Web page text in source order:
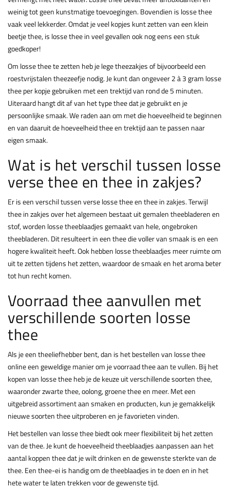
weinig tot geen kunstmatige toevoegingen. Bovendien is losse thee
vaak veel lekkerder. Omdat je veel kopjes kunt zetten van een klein
beetje thee, is losse thee in veel gevallen ook nog eens een stuk
goedkoper!
Om losse thee te zetten heb je lege theezakjes of bijvoorbeeld een
roestvrijstalen theezeefje nodig. Je kunt dan ongeveer 2 à 3 gram losse
thee per kopje gebruiken met een trektijd van rond de 5 minuten.
Uiteraard hangt dit af van het type thee dat je gebruikt en je
persoonlijke smaak. We raden aan om met die hoeveelheid te beginnen
en van daaruit de hoeveelheid thee en trektijd aan te passen naar
eigen smaak.
Wat is het verschil tussen losse
verse thee en thee in zakjes?
Er is een verschil tussen verse losse thee en thee in zakjes. Terwijl
thee in zakjes over het algemeen bestaat uit gemalen theebladeren en
stof, worden losse theeblaadjes gemaakt van hele, ongebroken
theebladeren. Dit resulteert in een thee die voller van smaak is en een
hogere kwaliteit heeft. Ook hebben losse theeblaadjes meer ruimte om
uit te zetten tijdens het zetten, waardoor de smaak en het aroma beter
tot hun recht komen.
Voorraad thee aanvullen met
verschillende soorten losse
thee
Als je een theeliefhebber bent, dan is het bestellen van losse thee
online een geweldige manier om je voorraad thee aan te vullen. Bij het
kopen van losse thee heb je de keuze uit verschillende soorten thee,
waaronder zwarte thee, oolong, groene thee en meer. Met een
uitgebreid assortiment aan smaken en producten, kun je gemakkelijk
nieuwe soorten thee uitproberen en je favorieten vinden.
Het bestellen van losse thee biedt ook meer flexibiliteit bij het zetten
van de thee. Je kunt de hoeveelheid theeblaadjes aanpassen aan het
aantal koppen thee dat je wilt drinken en de gewenste sterkte van de
thee. Een thee-ei is handig om de theeblaadjes in te doen en in het
hete water te laten trekken voor de gewenste tijd.